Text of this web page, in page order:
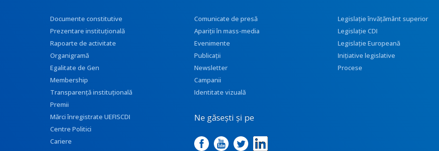
Documente constitutive
Prezentare instituţională
Rapoarte de activitate
Organigramă
Egalitate de Gen
Membership
Transparenţă instituţională
Premii
Mărci înregistrate UEFISCDI
Centre Politici
Cariere
Comunicate de presă
Apariţii în mass-media
Evenimente
Publicații
Newsletter
Campanii
Identitate vizuală
Ne găsești și pe
Legislație învățământ superior
Legislație CDI
Legislație Europeană
Inițiative legislative
Procese